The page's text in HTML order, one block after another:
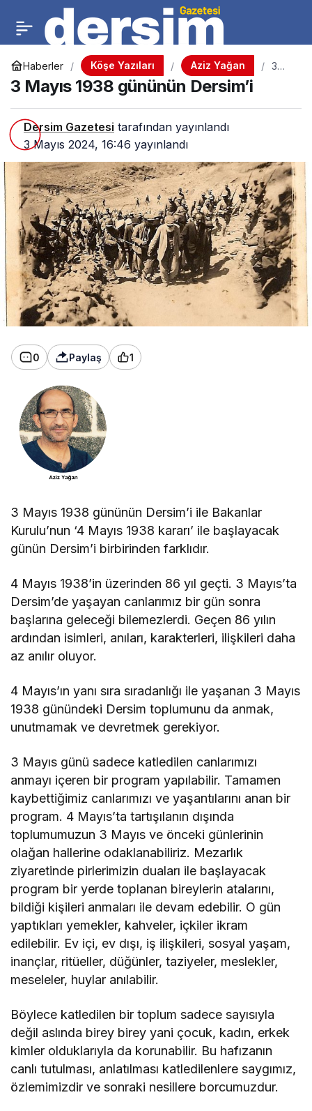
Haberler Köşe Yazıları Aziz Yağan
3
3 Mayıs 1938 gününün Dersim’i
Dersim Gazetesi tarafından yayınlandı
3 Mayıs 2024, 16:46 yayınlandı
0 Paylaş 1
3 Mayıs 1938 gününün Dersim’i ile Bakanlar
Kurulu’nun ‘4 Mayıs 1938 kararı’ ile başlayacak
günün Dersim’i birbirinden farklıdır.
4 Mayıs 1938’in üzerinden 86 yıl geçti. 3 Mayıs’ta
Dersim’de yaşayan canlarımız bir gün sonra
başlarına geleceği bilemezlerdi. Geçen 86 yılın
ardından isimleri, anıları, karakterleri, ilişkileri daha
az anılır oluyor.
4 Mayıs’ın yanı sıra sıradanlığı ile yaşanan 3 Mayıs
1938 günündeki Dersim toplumunu da anmak,
unutmamak ve devretmek gerekiyor.
3 Mayıs günü sadece katledilen canlarımızı
anmayı içeren bir program yapılabilir. Tamamen
kaybettiğimiz canlarımızı ve yaşantılarını anan bir
program. 4 Mayıs’ta tartışılanın dışında
toplumumuzun 3 Mayıs ve önceki günlerinin
olağan hallerine odaklanabiliriz. Mezarlık
ziyaretinde pirlerimizin duaları ile başlayacak
program bir yerde toplanan bireylerin atalarını,
bildiği kişileri anmaları ile devam edebilir. O gün
yaptıkları yemekler, kahveler, içkiler ikram
edilebilir. Ev içi, ev dışı, iş ilişkileri, sosyal yaşam,
inançlar, ritüeller, düğünler, taziyeler, meslekler,
meseleler, huylar anılabilir.
Böylece katledilen bir toplum sadece sayısıyla
değil aslında birey birey yani çocuk, kadın, erkek
kimler olduklarıyla da korunabilir. Bu hafızanın
canlı tutulması, anlatılması katledilenlere saygımız,
özlemimizdir ve sonraki nesillere borcumuzdur.